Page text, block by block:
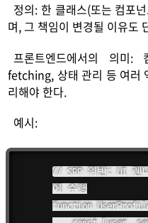
정의: 한 클래스(또는 컴포
며, 그 책임이 변경될 이유도
프론트엔드에서의 의미:
fetching, 상태 관리 등 여러
리해야 한다.
예시:
// SRP 위반: UI 렌
에 수행
function